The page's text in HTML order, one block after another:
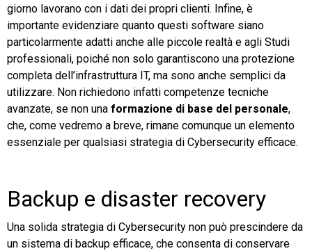
giorno lavorano con i dati dei propri clienti. Infine, è
importante evidenziare quanto questi software siano
particolarmente adatti anche alle piccole realtà e agli Studi
professionali, poiché non solo garantiscono una protezione
completa dell’infrastruttura IT, ma sono anche semplici da
utilizzare. Non richiedono infatti competenze tecniche
avanzate, se non una formazione di base del personale,
che, come vedremo a breve, rimane comunque un elemento
essenziale per qualsiasi strategia di Cybersecurity efficace.
Backup e disaster recovery
Una solida strategia di Cybersecurity non può prescindere da
un sistema di backup efficace, che consenta di conservare